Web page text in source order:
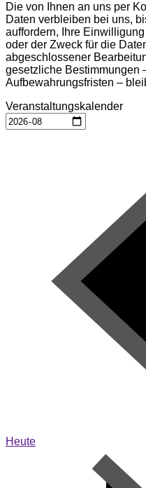
Die von Ihnen an uns per
Daten verbleiben bei uns,
auffordern, Ihre
oder der Zweck für die
abgeschlossener
gesetzliche Bestimmungen
Aufbewahrungsfristen –
Veranstaltungskalender
Heute